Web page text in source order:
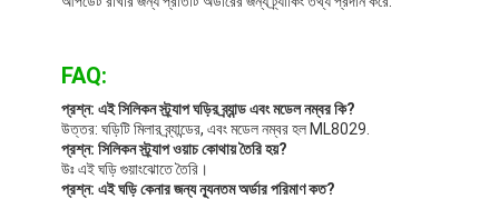
FAQ:
প্রশ্ন: এই সিলিকন স্ট্র্যাপ ঘড়ির ব্র্যান্ড এবং মডেল নম্বর কি?
উত্তর: ঘড়িটি মিলার ব্র্যান্ডের, এবং মডেল নম্বর হল ML8029.
প্রশ্ন: সিলিকন স্ট্র্যাপ ওয়াচ কোথায় তৈরি হয়?
উঃ এই ঘড়ি গুয়াংঝোতে তৈরি।
প্রশ্ন: এই ঘড়ি কেনার জন্য ন্যূনতম অর্ডার পরিমাণ কত?